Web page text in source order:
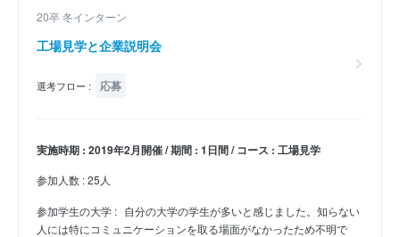
20卒 冬インターン
工場見学と企業説明会
選考フロー : 応募
実施時期 : 2019年2月開催 / 期間 : 1日間 / コース : 工場見学
参加人数 : 25人
参加学生の大学 : 自分の大学の学生が多いと感じました。知らない
人には特にコミュニケーションを取る場面がなかったため不明で